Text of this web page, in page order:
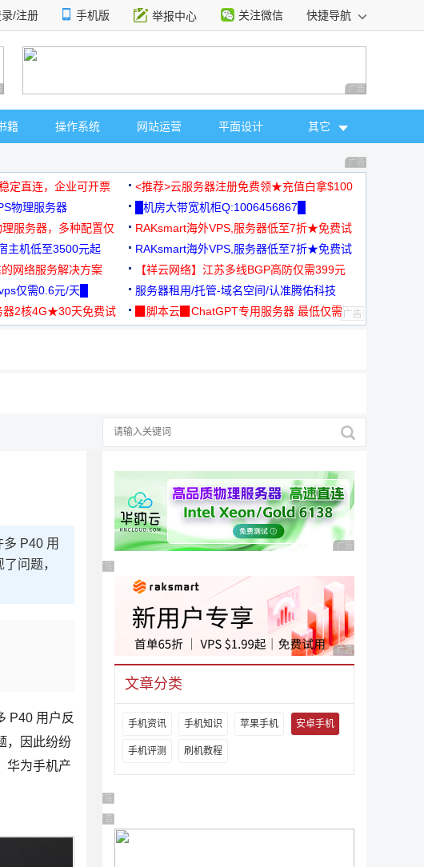
/注册 手机版 举报中心 关注微信 快捷导航
商业广告，理性选择 广告 商业广告，理
籍 操作系统 网站运营 平面设计 其它
广告 商业广告，理
定直连，企业可开票
<推荐>云服务器注册免费领★充值白拿$100
物理服务器
█机房大带宽机柜Q:1006456867█
服务器，多种配置仅
RAKsmart海外VPS,服务器低至7折★免费试
用★
主机低至3500元起
RAKsmart海外VPS,服务器低至7折★免费试
用★
网络服务解决方案
【祥云网络】江苏多线BGP高防仅需399元
仅需0.6元/天█
服务器租用/托管-域名空间/认准腾佑科技
2核4G★30天免费试
▉脚本云▉ChatGPT专用服务器 最低仅需
P40 用
问题，
P40 用户反
，因此纷纷
华为手机产
广告 商业广告，理性
广告 商业广告，理性选择
广告 商业广告，理性
文章分类
手机资讯 手机知识 苹果手机 安卓手机
手机评测 刷机教程
广告 商业广告，理性选择
广告 商业广告，理性选择